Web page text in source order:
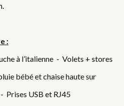
:
à l’italienne - Volets + stores
bébé et chaise haute sur
Prises USB et RJ45